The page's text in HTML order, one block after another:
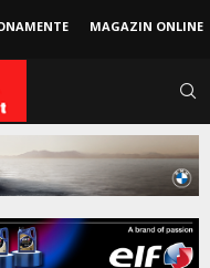
MAGAZIN ONLINE